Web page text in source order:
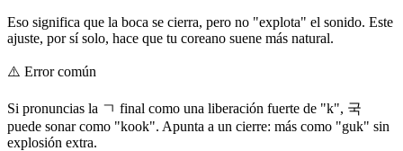
Eso significa que la boca se cierra, pero no "explota" el sonido. Este
ajuste, por sí solo, hace que tu coreano suene más natural.
⚠️ Error común
Si pronuncias la ㄱ final como una liberación fuerte de "k", 국
puede sonar como "kook". Apunta a un cierre: más como "guk" sin
explosión extra.